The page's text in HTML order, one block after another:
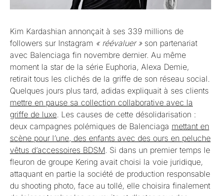
Kim Kardashian annonçait à ses 339 millions de
followers sur Instagram « réévaluer » son partenariat
avec Balenciaga fin novembre dernier. Au même
moment la star de la série Euphoria, Alexa Demie,
retirait tous les clichés de la griffe de son réseau social.
Quelques jours plus tard, adidas expliquait à ses clients
mettre en pause sa collection collaborative avec la
griffe de luxe. Les causes de cette désolidarisation :
deux campagnes polémiques de Balenciaga mettant en
scène pour l’une, des enfants avec des ours en peluche
vêtus d’accessoires BDSM. Si dans un premier temps le
fleuron de groupe Kering avait choisi la voie juridique,
attaquant en partie la société de production responsable
du shooting photo, face au tollé, elle choisira finalement